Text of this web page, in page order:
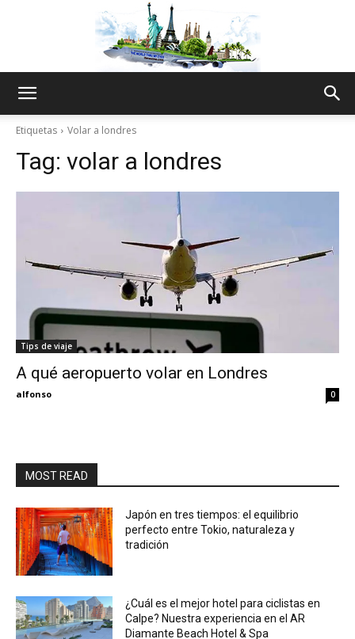
Thru
My
Etiquetas Volar a londres
Tag: volar a londres
Tips de viaje
A qué aeropuerto volar en Londres
alfonso 0
MOST READ
Japón en tres tiempos: el equilibrio
perfecto entre Tokio, naturaleza y
tradición
¿Cuál es el mejor hotel para ciclistas en
Calpe? Nuestra experiencia en el AR
Diamante Beach Hotel & Spa